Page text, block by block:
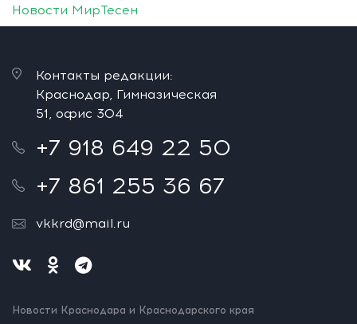
Новости МирТесен
Контакты редакции:
Краснодар, Гимназическая
51, офис 304
+7 918 649 22 50
+7 861 255 36 67
vkkrd@mail.ru
Новости Краснодара и Краснодарского края